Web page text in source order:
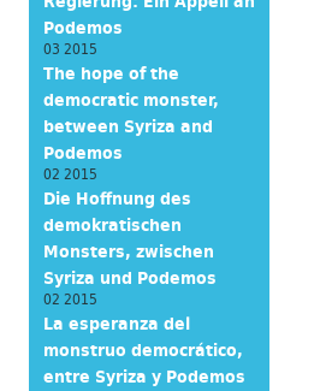
Podemos
03 2015
The hope of the
democratic monster,
between Syriza and
Podemos
02 2015
Die Hoffnung des
demokratischen
Monsters, zwischen
Syriza und Podemos
02 2015
La esperanza del
monstruo democrático,
entre Syriza y Podemos